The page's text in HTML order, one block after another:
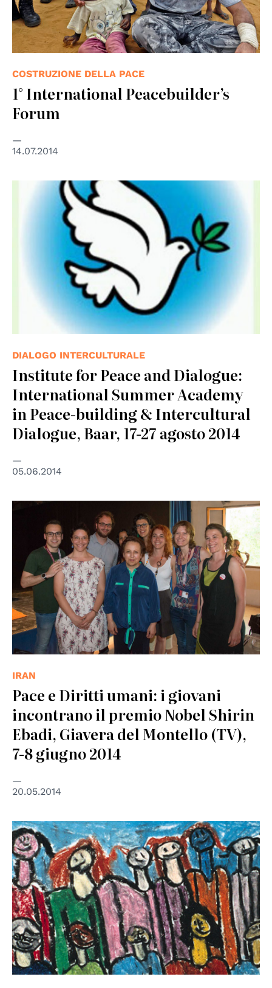
COSTRUZIONE DELLA PACE
1° International Peacebuilder’s
Forum
14.07.2014
DIALOGO INTERCULTURALE
Institute for Peace and Dialogue:
International Summer Academy
in Peace-building & Intercultural
Dialogue, Baar, 17-27 agosto 2014
05.06.2014
IRAN
Pace e Diritti umani: i giovani
incontrano il premio Nobel Shirin
Ebadi, Giavera del Montello (TV),
7-8 giugno 2014
20.05.2014